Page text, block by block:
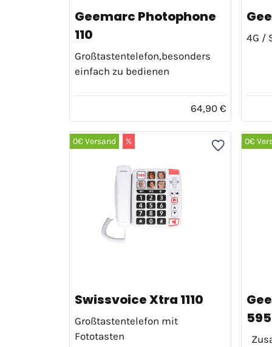
Geemarc Photophone
110
Großtastentelefon,besonders
einfach zu bedienen
64,90 €
4G /
0€ Versand %
Swissvoice Xtra 1110
Großtastentelefon mit
Fototasten
0€
595